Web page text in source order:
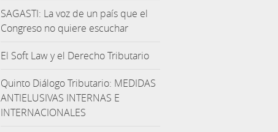
SAGASTI: La voz de un país que el
Congreso no quiere escuchar
El Soft Law y el Derecho Tributario
Quinto Diálogo Tributario: MEDIDAS
ANTIELUSIVAS INTERNAS E
INTERNACIONALES